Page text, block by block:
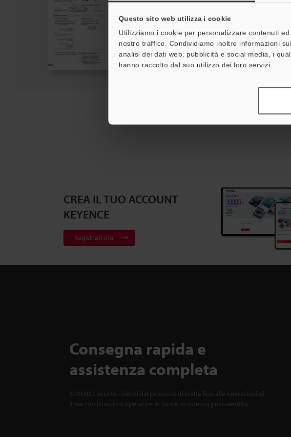
Questo sito web utilizza i cookie
Utilizziamo i cookie per personalizzare contenuti
nostro traffico. Condividiamo inoltre informazioni
analisi dei dati web, pubblicità e social media, i
hanno raccolto dal suo utilizzo dei loro servizi.
PDF:1.2MB/Italiano
Download
Aggiungi all'elenco dei download
CREA IL TUO ACCOUNT
KEYENCE
Registrati ora!
Consegna rapida e
assistenza completa
KEYENCE assiste i clienti dal processo di scelta fino alle operazioni di
linea con istruzioni operative in loco e assistenza post-vendita.